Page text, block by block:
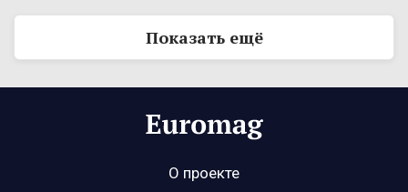
Показать ещё
О проекте